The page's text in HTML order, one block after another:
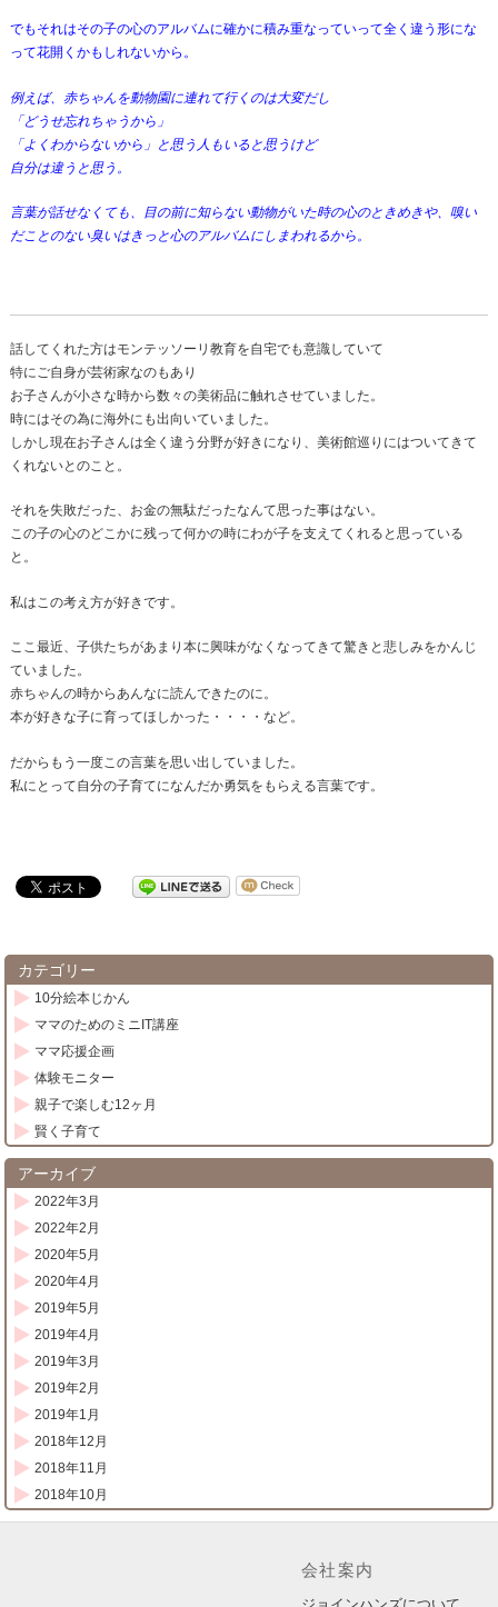
でもそれはその子の心のアルバムに確かに積み重なっていって全く違う形にな
って花開くかもしれないから。
例えば、赤ちゃんを動物園に連れて行くのは大変だし
「どうせ忘れちゃうから」
「よくわからないから」と思う人もいると思うけど
自分は違うと思う。
言葉が話せなくても、目の前に知らない動物がいた時の心のときめきや、嗅い
だことのない臭いはきっと心のアルバムにしまわれるから。
話してくれた方はモンテッソーリ教育を自宅でも意識していて
特にご自身が芸術家なのもあり
お子さんが小さな時から数々の美術品に触れさせていました。
時にはその為に海外にも出向いていました。
しかし現在お子さんは全く違う分野が好きになり、美術館巡りにはついてきて
くれないとのこと。
それを失敗だった、お金の無駄だったなんて思った事はない。
この子の心のどこかに残って何かの時にわが子を支えてくれると思っている
と。
私はこの考え方が好きです。
ここ最近、子供たちがあまり本に興味がなくなってきて驚きと悲しみをかんじ
ていました。
赤ちゃんの時からあんなに読んできたのに。
本が好きな子に育ってほしかった・・・・など。
だからもう一度この言葉を思い出していました。
私にとって自分の子育てになんだか勇気をもらえる言葉です。
カテゴリー
10分絵本じかん
ママのためのミニIT講座
ママ応援企画
体験モニター
親子で楽しむ12ヶ月
賢く子育て
アーカイブ
2022年3月
2022年2月
2020年5月
2020年4月
2019年5月
2019年4月
2019年3月
2019年2月
2019年1月
2018年12月
2018年11月
2018年10月
会社案内